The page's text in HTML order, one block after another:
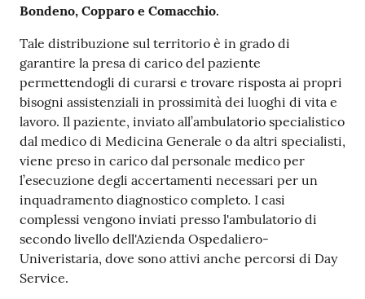
Bondeno, Copparo e Comacchio.
Tale distribuzione sul territorio è in grado di
garantire la presa di carico del paziente
permettendogli di curarsi e trovare risposta ai propri
bisogni assistenziali in prossimità dei luoghi di vita e
lavoro. Il paziente, inviato all’ambulatorio specialistico
dal medico di Medicina Generale o da altri specialisti,
viene preso in carico dal personale medico per
l’esecuzione degli accertamenti necessari per un
inquadramento diagnostico completo. I casi
complessi vengono inviati presso l'ambulatorio di
secondo livello dell'Azienda Ospedaliero-
Univeristaria, dove sono attivi anche percorsi di Day
Service.